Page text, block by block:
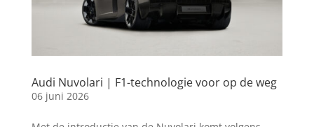
Audi Nuvolari | F1-technologie voor op de weg
06 juni 2026